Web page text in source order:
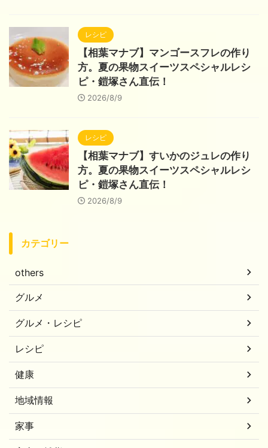
レシピ
【相葉マナブ】マンゴースフレの作り
方。夏の果物スイーツスペシャルレシ
ピ・鎧塚さん直伝！
2026/8/9
レシピ
【相葉マナブ】すいかのジュレの作り
方。夏の果物スイーツスペシャルレシ
ピ・鎧塚さん直伝！
2026/8/9
カテゴリー
others
グルメ
グルメ・レシピ
レシピ
健康
地域情報
家事